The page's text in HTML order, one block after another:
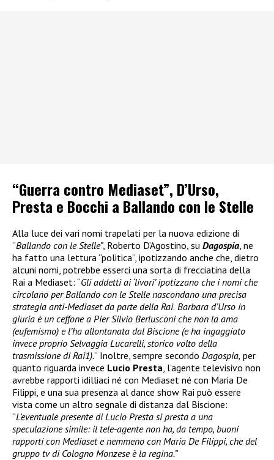
“Guerra contro Mediaset”, D’Urso,
Presta e Bocchi a Ballando con le Stelle
Alla luce dei vari nomi trapelati per la nuova edizione di
“Ballando con le Stelle”, Roberto D’Agostino, su Dagospia , ne
ha fatto una lettura “politica”, ipotizzando anche che, dietro
alcuni nomi, potrebbe esserci una sorta di frecciatina della
Rai a Mediaset: “Gli addetti ai ‘livori’ ipotizzano che i nomi che
circolano per Ballando con le Stelle nascondano una precisa
strategia anti-Mediaset da parte della Rai. Barbara d’Urso in
giuria è un ceffone a Pier Silvio Berlusconi che non la ama
(eufemismo) e l’ha allontanata dal Biscione (e ha ingaggiato
invece proprio Selvaggia Lucarelli, storico volto della
trasmissione di Rai1).” Inoltre, sempre secondo Dagospia, per
quanto riguarda invece Lucio Presta , l’agente televisivo non
avrebbe rapporti idilliaci né con Mediaset né con Maria De
Filippi, e una sua presenza al dance show Rai può essere
vista come un altro segnale di distanza dal Biscione:
“L’eventuale presente di Lucio Presta si presta a una
speculazione simile: il tele-agente non ha, da tempo, buoni
rapporti con Mediaset e nemmeno con Maria De Filippi, che del
gruppo tv di Cologno Monzese è la regina.”